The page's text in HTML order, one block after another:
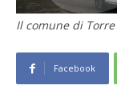
Il comune di
Facebook